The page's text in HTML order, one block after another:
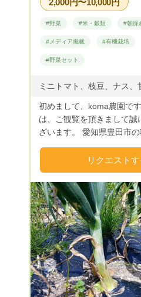
2,000円〜10,000円
#野菜 #米・穀類 #朝採
#メディア掲載 #有機栽培
#野菜セット
初めまして、koma農園で
は、ご観覧を頂きまして誠
ざいます。 愛知県豊田市の
ています。農家を始めて5
心、安全で美味しい野菜作
います。 夏野菜は、ミニ
キナス、オクラ、ズッキ
秋冬野菜は、長ネギ、白菜
ン菜、さつまいもや里芋な
30種類以上の野菜を栽培し
心・安全で新鮮な野菜をご
お気に入り登録をして頂き
す。 どうぞよろしくお願い
リクエストす
Next